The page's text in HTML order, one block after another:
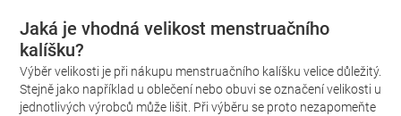
Jaká je vhodná velikost menstruačního
kalíšku?
Výběr velikosti je při nákupu menstruačního kalíšku velice důležitý.
Stejně jako například u oblečení nebo obuvi se označení velikosti u
jednotlivých výrobců může lišit. Při výběru se proto nezapomeňte